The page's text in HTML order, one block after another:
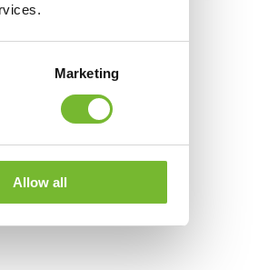
Marketing
Allow all